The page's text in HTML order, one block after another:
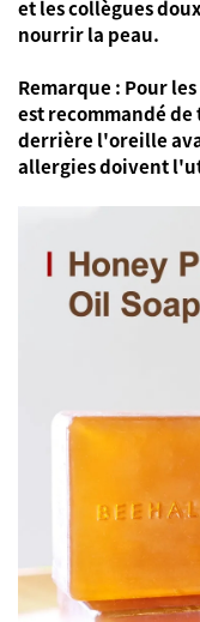
et les collègues
nourrir la peau.
Remarque : Pour
est recommandé
derrière l'oreille
allergies doivent